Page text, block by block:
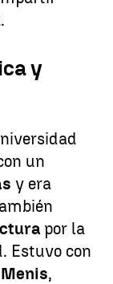
y
un
y era
por la
Estuvo con
,